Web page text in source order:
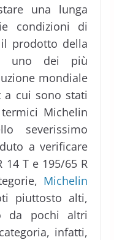
una lunga
condizioni di
prodotto della
uno dei più
mondiale
cui sono stati
Michelin
severissimo
a verificare
T e 195/65 R
Michelin
piuttosto alti,
da pochi altri
infatti,